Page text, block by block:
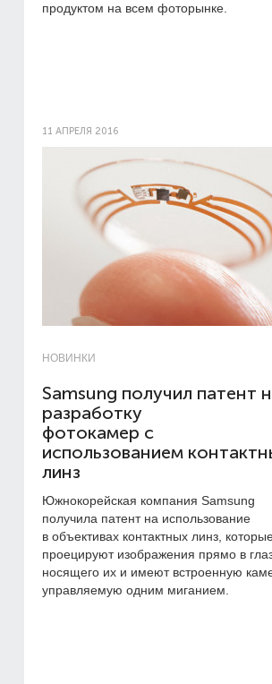
продуктом на всем фоторынке.
11 АПРЕЛЯ 2016
НОВИНКИ
Samsung получил патент
разработку
фотокамер с
использованием
линз
Южнокорейская компания Samsung
получила патент на использование
в объективах контактных линз,
проецируют изображения прямо в
носящего их и имеют встроенную
управляемую одним миганием.